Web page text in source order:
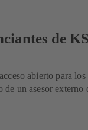
de
abierto para los
de un asesor externo